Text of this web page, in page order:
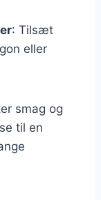
: Tilsæt
eller
smag og
til en